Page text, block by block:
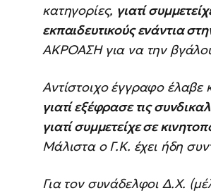
κατηγορίες, γιατί
εκπαιδευτικούς ενάντια
ΑΚΡΟΑΣΗ για να την
Αντίστοιχο έγγραφο έλαβε
γιατί εξέφρασε τις
γιατί συμμετείχε σε
Μάλιστα ο Γ.Κ. έχει ήδη
Για τον συνάδελφοι Δ.Χ.